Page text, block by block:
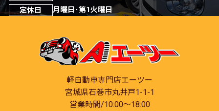
定休日
月曜日･第1火曜日
軽自動車専門店エーツー
宮城県石巻市丸井戸1-1-1
営業時間/10:00～18:00